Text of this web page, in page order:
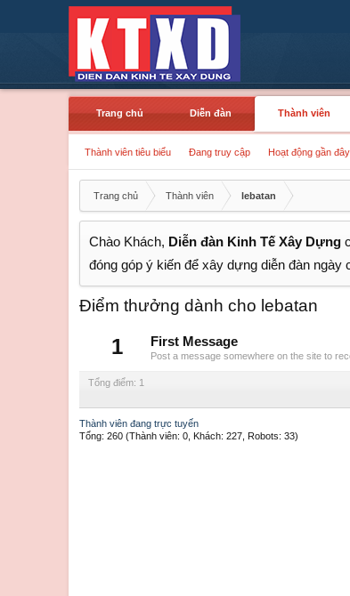
Trang chủ
Diễn đàn Thành viên
Thành viên tiêu biểu Đang truy cập Hoạt động gần đây
Trang chủ Thành viên lebatan
Chào Khách, Diễn đàn Kinh Tế Xây Dựng
đóng góp ý kiến để xây dựng diễn đàn ngày
Điểm thưởng dành cho lebatan
1 First Message
Post a message somewhere on the site to
Tổng điểm: 1
Thành viên đang trực tuyến
Tổng: 260 (Thành viên: 0, Khách: 227, Robots: 33)